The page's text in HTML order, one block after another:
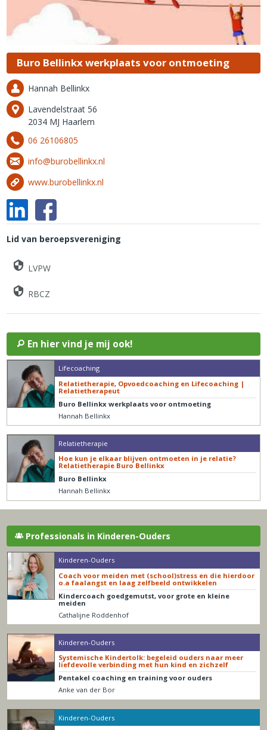
Buro Bellinkx werkplaats voor ontmoeting
Hannah Bellinkx
Lavendelstraat 56
2034 MJ Haarlem
06 26106805
info@burobellinkx.nl
www.burobellinkx.nl
Lid van beroepsvereniging
LVPW
RBCZ
En hier vind je mij ook!
Lifecoaching
Relatietherapie, Opvoedcoaching en Lifecoaching |
Relatietherapeut
Buro Bellinkx werkplaats voor ontmoeting
Hannah Bellinkx
Relatietherapie
Hoe kun je elkaar blijven ontmoeten in je relatie?
Relatietherapie Buro Bellinkx
Buro Bellinkx
Hannah Bellinkx
Professionals in Kinderen-Ouders
Kinderen-Ouders
Coach voor meiden met (school)stress en die hierdoor
o.a faalangst en laag zelfbeeld ontwikkelen
Kindercoach goedgemutst, voor grote en kleine
meiden
Cathalijne Roddenhof
Kinderen-Ouders
Systemische Kindertolk: begeleid ouders naar meer
liefdevolle verbinding met hun kind en zichzelf
Pentakel coaching en training voor ouders
Anke van der Bor
Kinderen-Ouders